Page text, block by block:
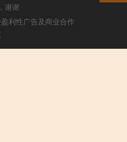
谢谢
利性广告及商业合作